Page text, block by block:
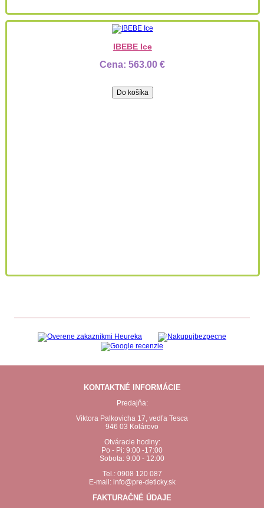
IBEBE Ice
Cena:563.00 €
KONTAKTNÉ INFORMÁCIE
Predajňa:
Viktora Palkovicha 17, vedľa Tesca
946 03 Kolárovo
Otváracie hodiny:
Po - Pi: 9:00 -17:00
Sobota: 9:00 - 12:00
Tel.: 0908 120 087
E-mail: info@pre-deticky.sk
FAKTURAČNÉ ÚDAJE